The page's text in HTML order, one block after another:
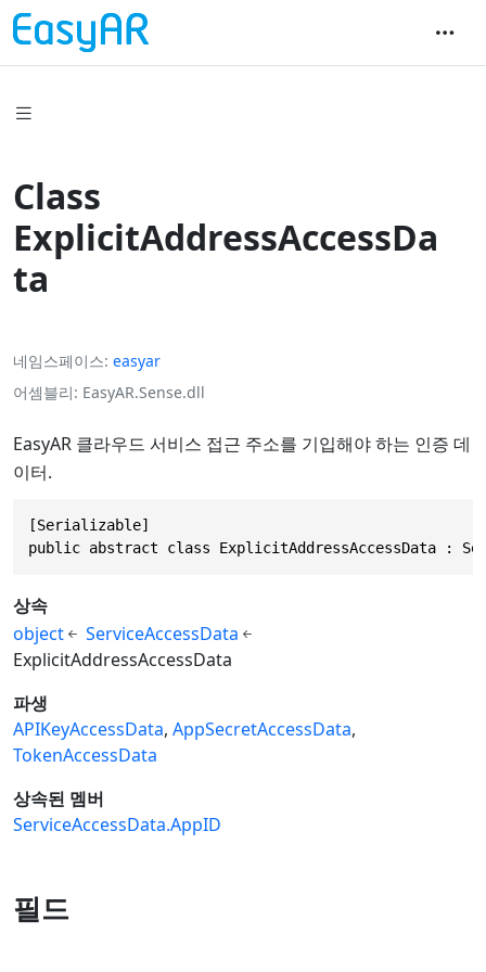
Class
ExplicitAddressAccessDa
ta
네임스페이스 easyar
어셈블리 EasyAR.Sense.dll
EasyAR 클라우드 서비스 접근 주소를 기입해야 하는 인증 데
이터.
[Serializable]
public abstract class ExplicitAddressAccessData :
상속
object
ServiceAccessData
ExplicitAddressAccessData
파생
APIKeyAccessData AppSecretAccessData
TokenAccessData
상속된 멤버
ServiceAccessData.AppID
필드